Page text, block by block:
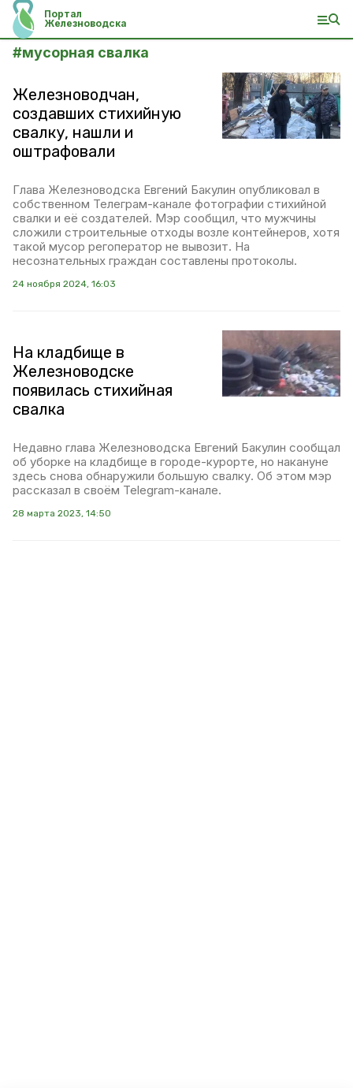
Портал
Железноводска
#мусорная свалка
Железноводчан,
создавших стихийную
свалку, нашли и
оштрафовали
Глава Железноводска Евгений Бакулин опубликовал в
собственном Телеграм-канале фотографии стихийной
свалки и её создателей. Мэр сообщил, что мужчины
сложили строительные отходы возле контейнеров, хотя
такой мусор регоператор не вывозит. На
несознательных граждан составлены протоколы.
24 ноября 2024, 16:03
На кладбище в
Железноводске
появилась стихийная
свалка
Недавно глава Железноводска Евгений Бакулин сообщал
об уборке на кладбище в городе-курорте, но накануне
здесь снова обнаружили большую свалку. Об этом мэр
рассказал в своём Telegram-канале.
28 марта 2023, 14:50